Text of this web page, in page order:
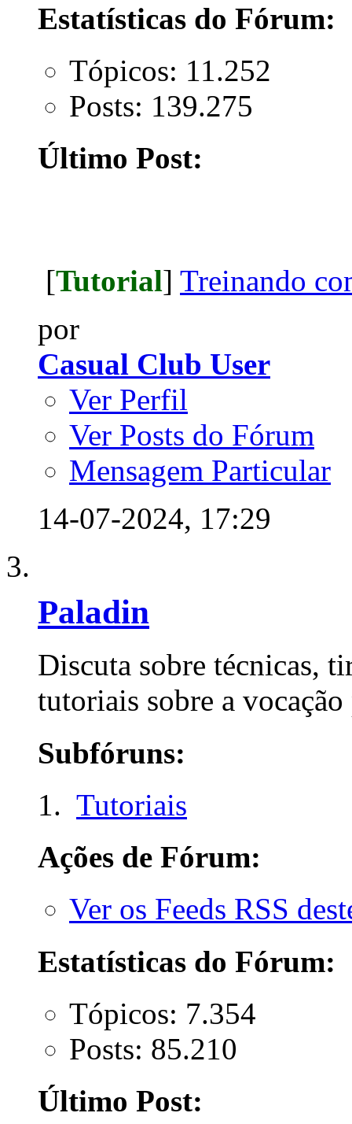
Estatísticas do Fórum:
Tópicos: 11.252
Posts: 139.275
Último Post:
[Tutorial] Treinando
por
Casual Club User
Ver Perfil
Ver Posts do Fórum
Mensagem Particular
14-07-2024, 17:29
Paladin
Discuta sobre técnicas,
tutoriais sobre a
Subfóruns:
Tutoriais
Ações de Fórum:
Ver os Feeds RSS
Estatísticas do Fórum:
Tópicos: 7.354
Posts: 85.210
Último Post: